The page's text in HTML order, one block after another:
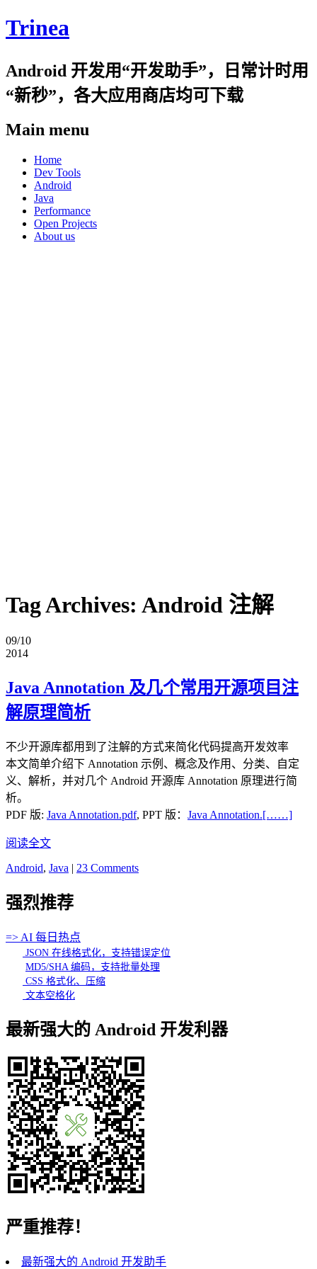
Trinea
Android 开发用“开发助手”，日常计时用
“新秒”，各大应用商店均可下载
Main menu
Skip
content
Home
Dev Tools
Android
Java
Performance
Open Projects
About us
Tag Archives: Android 注解
09/10
2014
Java Annotation 及几个常用开源项目注
解原理简析
不少开源库都用到了注解的方式来简化代码提高开发效率
本文简单介绍下 Annotation 示例、概念及作用、分类、自定
义、解析，并对几个 Android 开源库 Annotation 原理进行简
析。
PDF 版: Java Annotation.pdf, PPT 版： Java Annotation.[……]
阅读全文
Android, Java | 23 Comments
强烈推荐
=> AI 每日热点
JSON 在线格式化，支持错误定位
MD5/SHA 编码，支持批量处理
CSS 格式化、压缩
文本空格化
最新强大的 Android 开发利器
严重推荐！
最新强大的 Android 开发助手